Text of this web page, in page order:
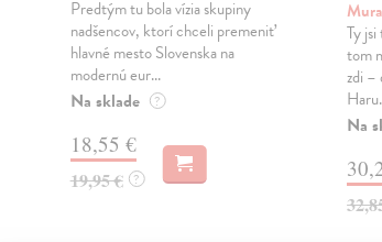
Predtým tu bola vízia skupiny
nadšencov, ktorí chceli premeniť
hlavné mesto Slovenska na
modernú eur...
Na sklade ?
18,55 €
19,95 € ?
Ty
tom
zdi –
Na